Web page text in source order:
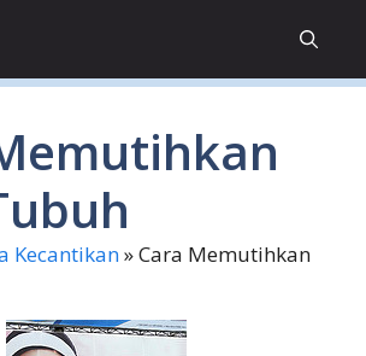
Kecantikan»Cara Memutihkan